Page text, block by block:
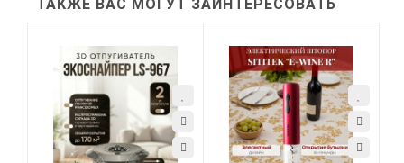
ТАКЖЕ ВАС МОГУТ ЗАИНТЕРЕСОВАТЬ